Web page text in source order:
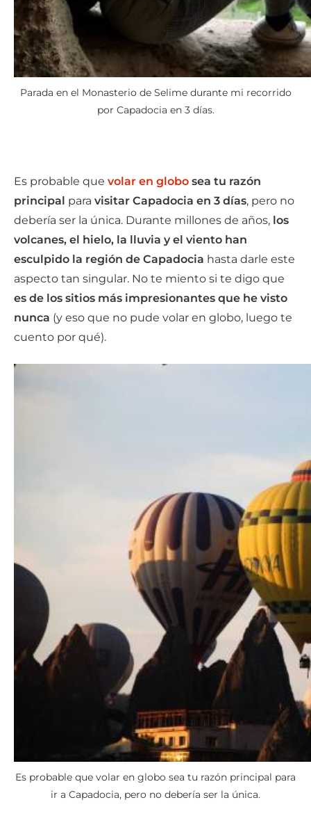
Parada en el Monasterio de Selime durante mi recorrido
por Capadocia en 3 días.
Es probable que volar en globo sea tu razón
principal para visitar Capadocia en 3 días, pero no
debería ser la única. Durante millones de años, los
volcanes, el hielo, la lluvia y el viento han
esculpido la región de Capadocia hasta darle este
aspecto tan singular. No te miento si te digo que
es de los sitios más impresionantes que he visto
nunca (y eso que no pude volar en globo, luego te
cuento por qué).
Es probable que volar en globo sea tu razón principal para
ir a Capadocia, pero no debería ser la única.